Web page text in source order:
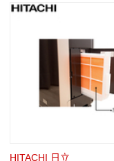
HITACHI 日立